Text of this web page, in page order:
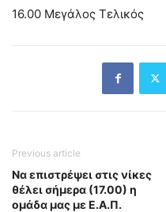
16.00 Μεγάλος Τελικός
Previous article
Να επιστρέψει στις νίκες
θέλει σήμερα (17.00) η
ομάδα μας με Ε.Α.Π.